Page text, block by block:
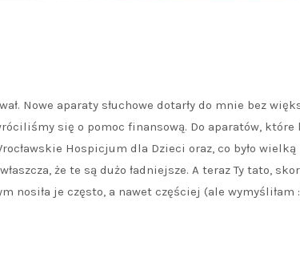
Nowe aparaty słuchowe dotarły do mnie bez
się o pomoc finansową. Do aparatów, które
Hospicjum dla Dzieci oraz, co było
że te są dużo ładniejsze. A teraz Ty tato,
nosiła je często, a nawet częściej (ale wymyśliłam